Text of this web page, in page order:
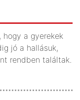
a gyerekek
jó a hallásuk,
rendben találtak.